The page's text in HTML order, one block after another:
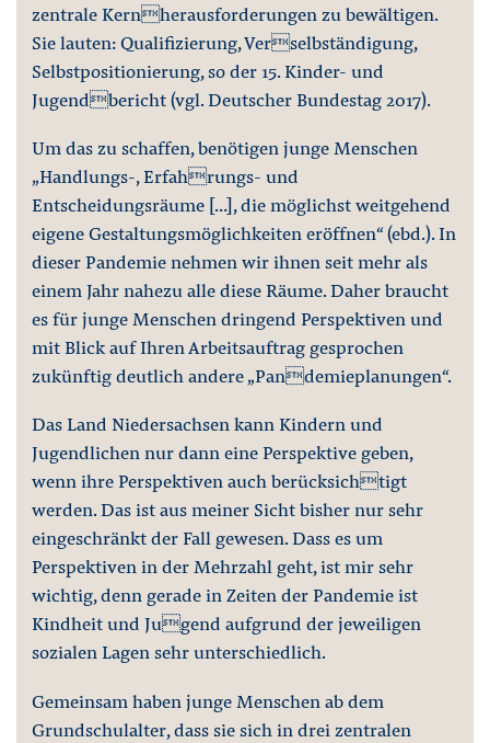
zentrale Kernherausforderungen zu bewältigen.
Sie lauten: Qualifizierung, Verselbständigung,
Selbstpositionierung, so der 15. Kinder- und
Jugendbericht (vgl. Deutscher Bundestag 2017).
Um das zu schaffen, benötigen junge Menschen
„Handlungs-, Erfahrungs- und
Entscheidungsräume […], die möglichst weitgehend
eigene Gestaltungsmöglichkeiten eröffnen“ (ebd.). In
dieser Pandemie nehmen wir ihnen seit mehr als
einem Jahr nahezu alle diese Räume. Daher braucht
es für junge Menschen dringend Perspektiven und
mit Blick auf Ihren Arbeitsauftrag gesprochen
zukünftig deutlich andere „Pandemieplanungen“.
Das Land Niedersachsen kann Kindern und
Jugendlichen nur dann eine Perspektive geben,
wenn ihre Perspektiven auch berücksichtigt
werden. Das ist aus meiner Sicht bisher nur sehr
eingeschränkt der Fall gewesen. Dass es um
Perspektiven in der Mehrzahl geht, ist mir sehr
wichtig, denn gerade in Zeiten der Pandemie ist
Kindheit und Jugend aufgrund der jeweiligen
sozialen Lagen sehr unterschiedlich.
Gemeinsam haben junge Menschen ab dem
Grundschulalter, dass sie sich in drei zentralen